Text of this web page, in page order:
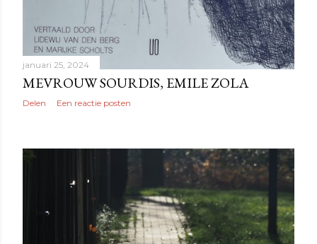
januari 25, 2024
MEVROUW SOURDIS, EMILE ZOLA
Delen Een reactie posten